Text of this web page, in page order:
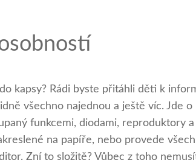
kapsy? Rádi byste přitáhli děti k
všechno najednou a ještě víc. Jde
funkcemi, diodami, reproduktory
na papíře, nebo provede
Zní to složitě? Vůbec z toho